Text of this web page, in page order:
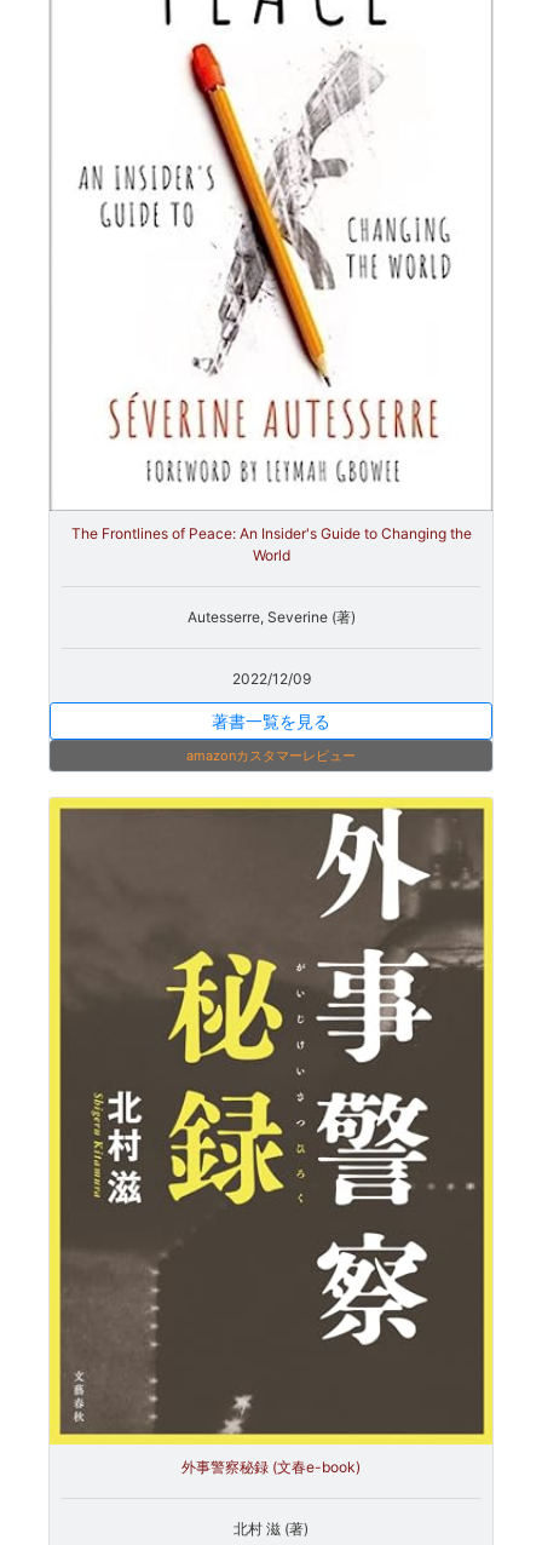
The Frontlines of Peace: An Insider's Guide to Changing the
World
Autesserre, Severine (著)
2022/12/09
著書一覧を見る
amazonカスタマーレビュー
外事警察秘録 (文春e-book)
北村 滋 (著)